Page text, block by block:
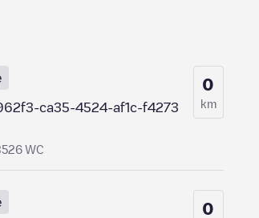
ca35-4524-af1c-f4273
WC
0
km
0